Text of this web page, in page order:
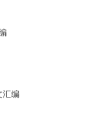
汇编